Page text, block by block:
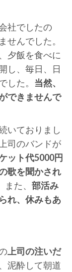
社でしたの
せんでした。
夕飯を食べに
し、毎日、日
した。 当然、
できませんで
いておりまし
司のバンドが
ット代5000円
歌を聞かされ
た、 部活み
れ、休みもあ
上司の注いだ
、泥酔して朝道